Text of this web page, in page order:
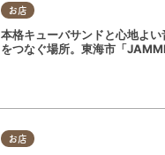
お店
本格キューバサンドと心地よい
をつなぐ場所。東海市「
お店